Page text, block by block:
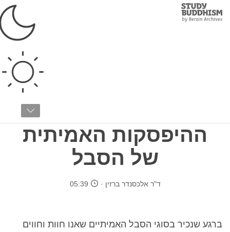
Study
Buddhism
והנאצלות השלישית:
ההיפסקות האמיתית
של הסבל
ד"ר אלכסנדר ברזין 05:39
ברגע שנכיר בסוגי הסבל האמיתיים שאנו חוות וחווים